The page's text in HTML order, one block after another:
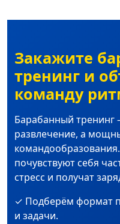
Закажите
тренинг и
команду
Барабанный тренинг
развлечение, а
почувствуют себя
стресс и получат
✓ Подберём формат
и задачи.